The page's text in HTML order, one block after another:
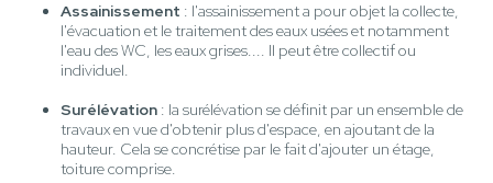
Assainissement : l'assainissement a pour objet la collecte,
l'évacuation et le traitement des eaux usées et notamment
l'eau des WC, les eaux grises.... Il peut être collectif ou
individuel.
Surélévation : la surélévation se définit par un ensemble de
travaux en vue d'obtenir plus d'espace, en ajoutant de la
hauteur. Cela se concrétise par le fait d'ajouter un étage,
toiture comprise.